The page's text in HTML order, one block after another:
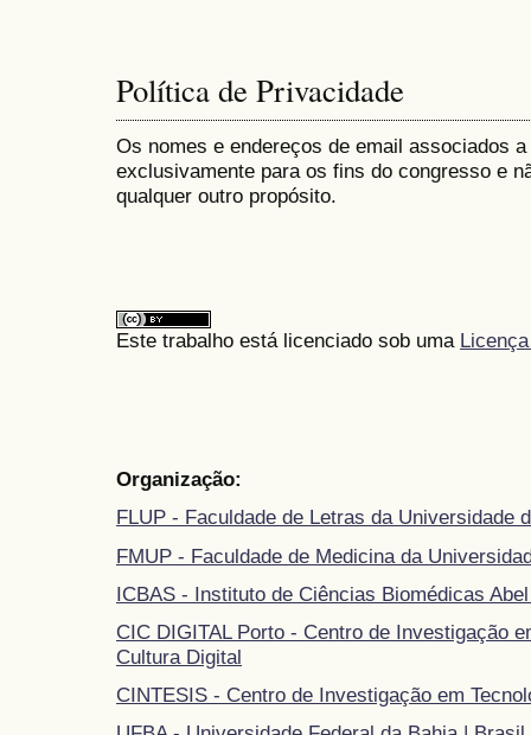
Política de Privacidade
Os nomes e endereços de email associados
exclusivamente para os fins do congresso e
qualquer outro propósito.
Este trabalho está licenciado sob uma
Organização:
FLUP - Faculdade de Letras da Universidade
FMUP - Faculdade de Medicina da
ICBAS - Instituto de Ciências Biomédicas
CIC DIGITAL Porto - Centro de Investigação
Cultura Digital
CINTESIS - Centro de Investigação em